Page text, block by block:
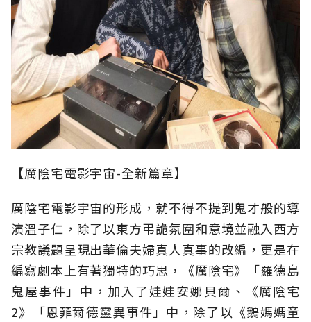
【厲陰宅電影宇宙-全新篇章】
厲陰宅電影宇宙的形成，就不得不提到鬼才般的導
演溫子仁，除了以東方弔詭氛圍和意境並融入西方
宗教議題呈現出華倫夫婦真人真事的改編，更是在
編寫劇本上有著獨特的巧思，《厲陰宅》「羅德島
鬼屋事件」中，加入了娃娃安娜貝爾、《厲陰宅
2》「恩菲爾德靈異事件」中，除了以《鵝媽媽童